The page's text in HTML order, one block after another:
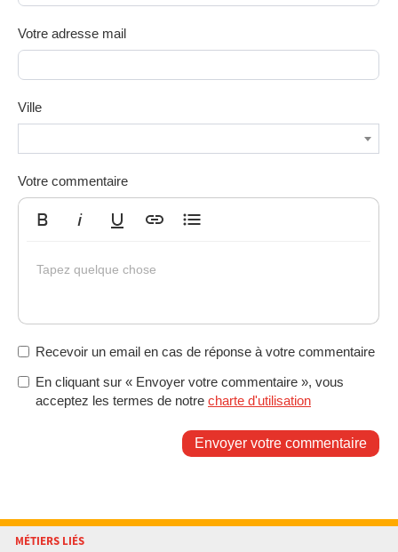
Votre adresse mail
Ville
Votre commentaire
Tapez quelque chose
Recevoir un email en cas de réponse à votre commentaire
En cliquant sur « Envoyer votre commentaire », vous
acceptez les termes de notre charte d'utilisation
Envoyer votre commentaire
MÉTIERS LIÉS